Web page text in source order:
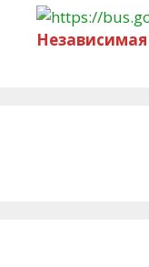
Независимая